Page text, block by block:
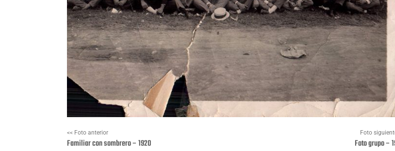
<< Foto anterior
Familiar con sombrero – 1920
Foto
Foto grupo –